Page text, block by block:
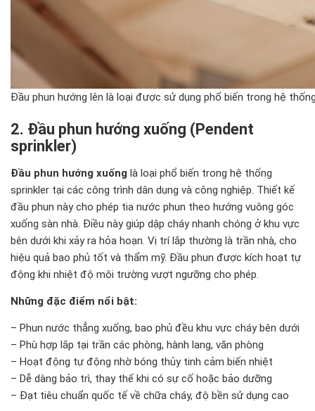
Đầu phun hướng lên là loại được sử dụng phổ biến trong hệ
2. Đầu phun hướng xuống (Pendent
sprinkler)
Đầu phun hướng xuống là loại phổ biến trong hệ thống
sprinkler tại các công trình dân dụng và công nghiệp. Thiết kế
đầu phun này cho phép tia nước phun theo hướng vuông góc
xuống sàn nhà. Điều này giúp dập cháy nhanh chóng ở khu vực
bên dưới khi xảy ra hỏa hoạn. Vị trí lắp thường là trần nhà, cho
hiệu quả bao phủ tốt và thẩm mỹ. Đầu phun được kích hoạt tự
động khi nhiệt độ môi trường vượt ngưỡng cho phép.
Những đặc điểm nổi bật:
– Phun nước thẳng xuống, bao phủ đều khu vực cháy bên dưới
– Phù hợp lắp tại trần các phòng, hành lang, văn phòng
– Hoạt động tự động nhờ bóng thủy tinh cảm biến nhiệt
– Dễ dàng bảo trì, thay thế khi có sự cố hoặc bảo dưỡng
– Đạt tiêu chuẩn quốc tế về chữa cháy, độ bền sử dụng cao